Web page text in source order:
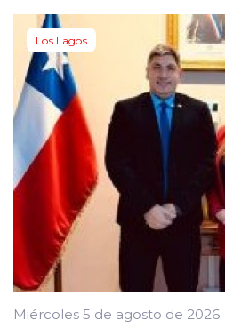
Los Lagos
Miércoles 5 de agosto de 2026